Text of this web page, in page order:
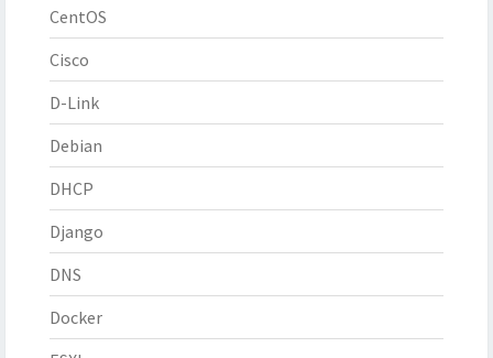
CentOS
Cisco
D-Link
Debian
DHCP
Django
DNS
Docker